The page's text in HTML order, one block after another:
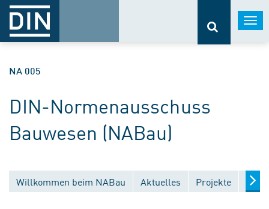
NA 005
DIN-Normenausschuss
Bauwesen (NABau)
Willkommen beim NABau Aktuelles Projekte